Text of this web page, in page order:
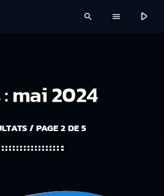
search menu play_arrow
mai 2024
/ PAGE 2 DE 5